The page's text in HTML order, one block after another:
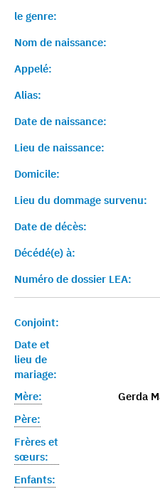
le genre:
Nom de naissance:
Appelé:
Alias:
Date de naissance:
Lieu de naissance:
Domicile:
Lieu du dommage survenu:
Date de décès:
Décédé(e) à:
Numéro de dossier LEA:
Conjoint:
Date et
lieu de
mariage:
Mère:
Gerda
Père:
Frères et
sœurs:
Enfants: